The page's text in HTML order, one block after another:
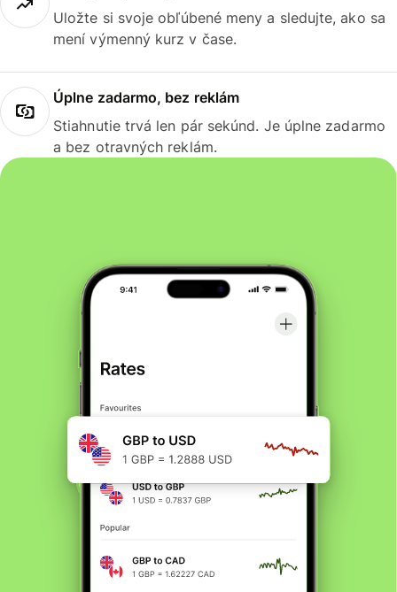
Uložte si svoje obľúbené meny a sledujte, ako sa
mení výmenný kurz v čase.
Úplne zadarmo, bez reklám
Stiahnutie trvá len pár sekúnd. Je úplne zadarmo
a bez otravných reklám.